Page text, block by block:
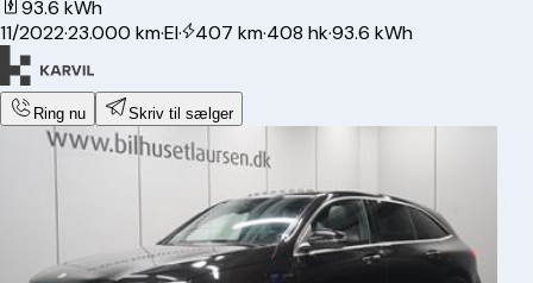
93.6 kWh
11/2022·23.000 km·El· 407 km·408 hk·93.6 kWh
Ring nu Skriv til sælger